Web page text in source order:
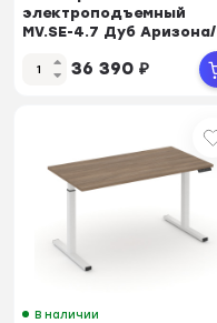
электроподъемный
MV.SE-4.7 Дуб Аризона/
1580*720*720...
36 390 ₽
В наличии